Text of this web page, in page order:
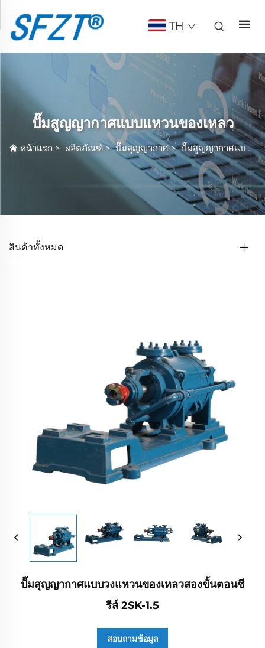
TH
ปั๊มสูญญากาศแบบแหวนของเหลว
หน้าแรก >ผลิตภัณฑ์>ปั๊มสุญญากาศ>ปั๊มสูญญากาศแบบแหวนของเหลว
สินค้าทั้งหมด
ปั๊มสุญญากาศแบบวงแหวนของเหลวสองขั้นตอนซี
รีส์ 2SK-1.5
สอบถามข้อมูล